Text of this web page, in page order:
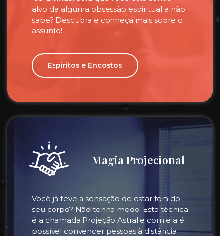
alvo de alguma obsessão espiritual e não
sabe? Descubra e conheça mais sobre o
assunto!
Espiritos e Encostos
Magia Projecional
Você já teve a sensação de estar fora do
seu corpo? Não tenha medo. Esta técnica
é a chamada Projeção Astral e com ela é
possível convencer pessoas à distância